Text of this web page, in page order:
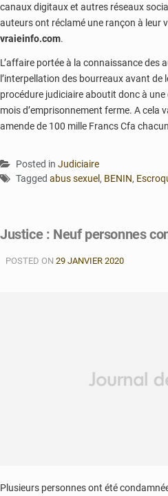
canaux digitaux et autres réseaux
auteurs ont réclamé une rançon à leur
vraieinfo.com.
L’affaire portée à la connaissance des
l’interpellation des bourreaux avant de
procédure judiciaire aboutit donc à
mois d’emprisonnement ferme. A cela
amende de 100 mille Francs Cfa
Posted in Judiciaire
Tagged abus sexuel , BENIN,
Justice : Neuf personnes
POSTED ON 29 JANVIER 2020
Plusieurs personnes ont été